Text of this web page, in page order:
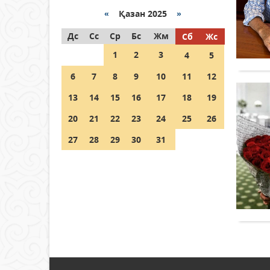
граждане Казахстана,
находящиеся за рубежом?
05 тамыз 2026 ж.
Шетелде жүрген Қазақстан
азаматтары қалай дауыс
бере алады?
« Қазан 2025 »
Дс
Сс Ср Бс Жм Сб
Жс
1
2 3 4
5
6
7 8 9 10 11
12
13
14 15 16 17 18
19
20
21 22 23 24 25
26
27
28 29 30 31